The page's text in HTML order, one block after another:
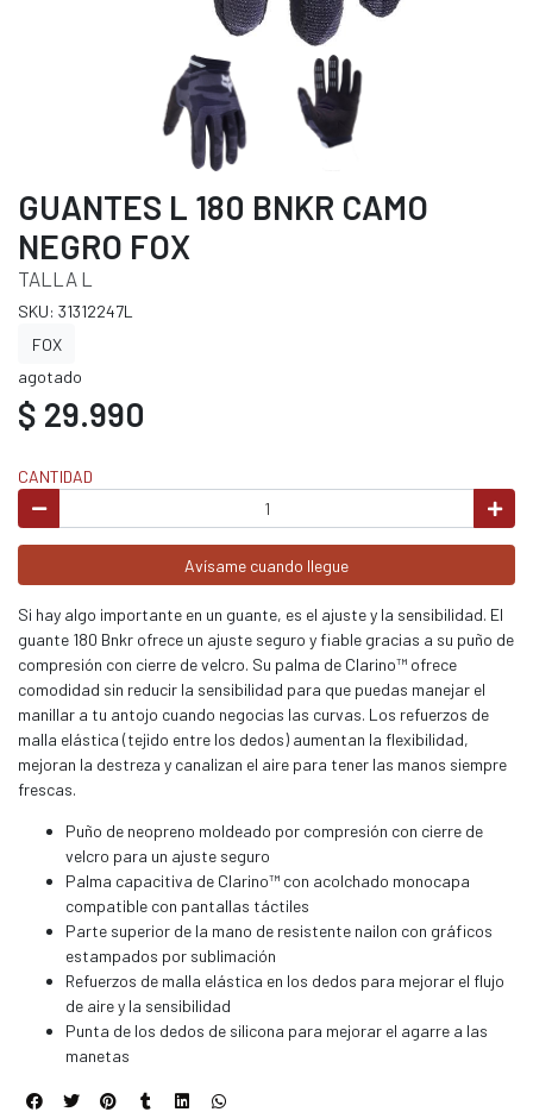
GUANTES L 180 BNKR CAMO
NEGRO FOX
TALLA L
SKU: 31312247L
FOX
agotado
$ 29.990
CANTIDAD
Avísame cuando llegue
Si hay algo importante en un guante, es el ajuste y la sensibilidad. El
guante 180 Bnkr ofrece un ajuste seguro y fiable gracias a su puño de
compresión con cierre de velcro. Su palma de Clarino™ ofrece
comodidad sin reducir la sensibilidad para que puedas manejar el
manillar a tu antojo cuando negocias las curvas. Los refuerzos de
malla elástica (tejido entre los dedos) aumentan la flexibilidad,
mejoran la destreza y canalizan el aire para tener las manos siempre
frescas.
Puño de neopreno moldeado por compresión con cierre de
velcro para un ajuste seguro
Palma capacitiva de Clarino™ con acolchado monocapa
compatible con pantallas táctiles
Parte superior de la mano de resistente nailon con gráficos
estampados por sublimación
Refuerzos de malla elástica en los dedos para mejorar el flujo
de aire y la sensibilidad
Punta de los dedos de silicona para mejorar el agarre a las
manetas